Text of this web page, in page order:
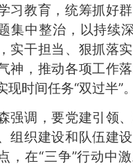
习教育，统筹抓好
集中整治，以持续
实干担当、狠抓落
神，推动各项工作
时间任务“双过半”。
调，要党建引领、
组织建设和队伍建
，在“三争”行动中